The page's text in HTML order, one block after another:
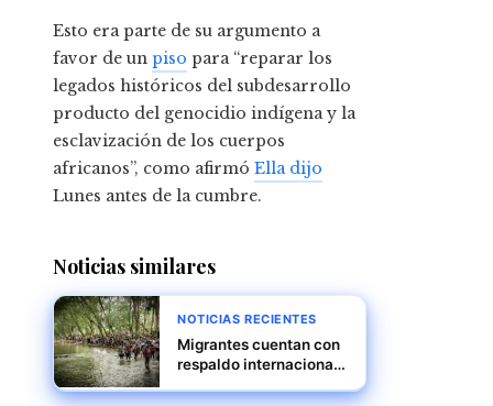
Esto era parte de su argumento a
favor de un piso para “reparar los
legados históricos del subdesarrollo
producto del genocidio indígena y la
esclavización de los cuerpos
africanos”, como afirmó Ella dijo
Lunes antes de la cumbre.
Noticias similares
NOTICIAS RECIENTES
Migrantes cuentan con
respaldo internacional,